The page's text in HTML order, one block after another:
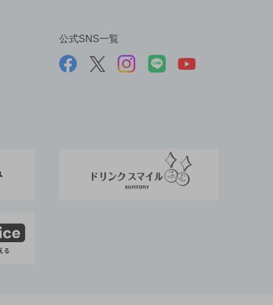
公式SNS一覧